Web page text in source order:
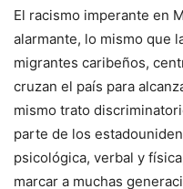
El racismo imperante en
alarmante, lo mismo que
migrantes caribeños,
cruzan el país para
mismo trato
parte de los
psicológica, verbal y
marcar a muchas